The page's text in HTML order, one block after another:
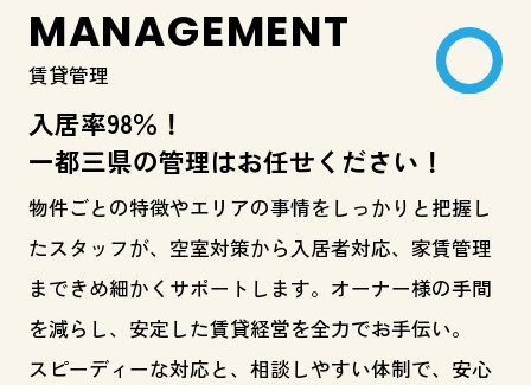
MANAGEMENT
賃貸管理
入居率98％！
一都三県の管理はお任せください！
物件ごとの特徴やエリアの事情をしっかりと把握し
たスタッフが、空室対策から入居者対応、家賃管理
まできめ細かくサポートします。オーナー様の手間
を減らし、安定した賃貸経営を全力でお手伝い。
スピーディーな対応と、相談しやすい体制で、安心